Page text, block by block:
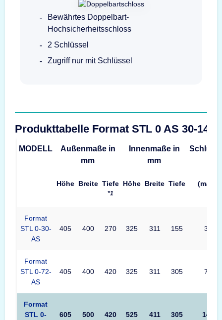
Bewährtes Doppelbart-
Hochsicherheitsschloss
2 Schlüssel
Zugriff nur mit Schlüssel
Produkttabelle Format STL 0 AS 30-144
MODELL
Außenmaße in
mm
Innenmaße in
mm
Höhe Breite Tiefe
*1
Höhe Breite Tiefe (max.)
Format
STL 0-30-
AS
405 400 270 325 311 155 30
Format
STL 0-72-
AS
405 400 420 325 311 305 72
Format
STL 0-
605 500 420 525 411 305 144